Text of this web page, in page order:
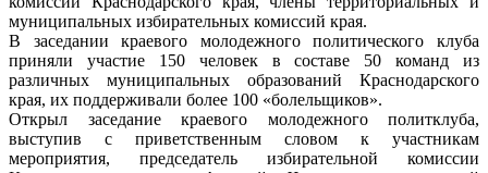
муниципальных избирательных комиссий края.
В заседании краевого молодежного политического клуба
приняли участие 150 человек в составе 50 команд из
различных муниципальных образований Краснодарского
края, их поддерживали более 100 «болельщиков».
Открыл заседание краевого молодежного политклуба,
выступив с приветственным словом к участникам
мероприятия, председатель избирательной комиссии